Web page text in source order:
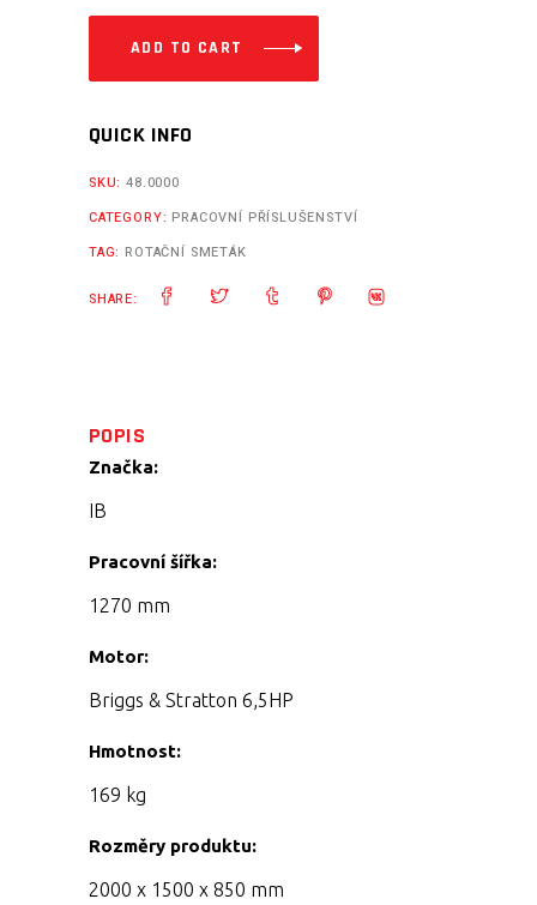
hp
Briggs
Stratton
)
quantity
ADD TO CART
QUICK INFO
SKU:48.0000
CATEGORY: PRACOVNÍ PŘÍSLUŠENSTVÍ
TAG: ROTAČNÍ SMETÁK
SHARE:
POPIS
Značka:
IB
Pracovní šířka:
1270 mm
Motor:
Briggs & Stratton 6,5HP
Hmotnost:
169 kg
Rozměry produktu:
2000 x 1500 x 850 mm